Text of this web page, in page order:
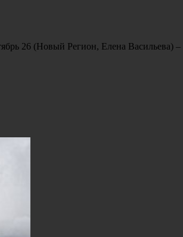
26 (Новый Регион, Елена Васильева)